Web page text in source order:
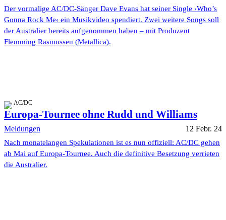
Der vormalige AC/DC-Sänger Dave Evans hat seiner Single ›Who’s
Gonna Rock Me‹ ein Musikvideo spendiert. Zwei weitere Songs soll
der Australier bereits aufgenommen haben – mit Produzent
Flemming Rasmussen (Metallica).
AC/DC
Europa-Tournee ohne Rudd und Williams
Meldungen 12 Febr. 24
Nach monatelangen Spekulationen ist es nun offiziell: AC/DC gehen
ab Mai auf Europa-Tournee. Auch die definitive Besetzung verrieten
die Australier.